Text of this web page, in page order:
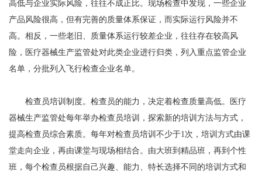
高低与企业实际风险，往往不成正比。现场检查中发现，一些企业
产品风险很高，但有完善的质量体系保证，而实际运行风险并不
高。相反，一些老旧、质量体系运行较差企业，往往存在较高风
险，医疗器械生产监管处对此类企业进行归类，列入重点监管企业
名单，分批列入飞行检查企业名单。
检查员培训制度。检查员的能力，决定着检查质量高低。医疗
器械生产监管处每年举办检查员培训，探索新的培训方法与方式，
提高检查员综合素质。每年对检查员培训不少于1次，培训方式由课
堂走向企业，再由课堂与现场相结合。由大班到精品班，再到个性
班，每个检查员根据自己兴趣、能力、特长选择不同的培训方式和